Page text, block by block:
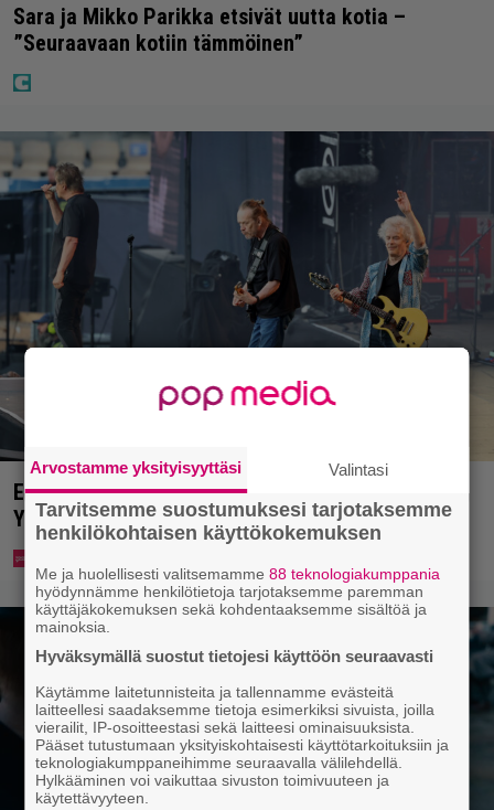
Sara ja Mikko Parikka etsivät uutta kotia –
”Seuraavaan kotiin tämmöinen”
Eppu Normaalin viimeinen konsertti esitetään
Ylellä
Arvostamme yksityisyyttäsi Valintasi
Tarvitsemme suostumuksesi tarjotaksemme
henkilökohtaisen käyttökokemuksen
Me ja huolellisesti valitsemamme88 teknologiakumppania
hyödynnämme henkilötietoja tarjotaksemme paremman
käyttäjäkokemuksen sekä kohdentaaksemme sisältöä ja
mainoksia.
Hyväksymällä suostut tietojesi käyttöön seuraavasti
Käytämme laitetunnisteita ja tallennamme evästeitä
laitteellesi saadaksemme tietoja esimerkiksi sivuista, joilla
vierailit, IP-osoitteestasi sekä laitteesi ominaisuuksista.
Pääset tutustumaan yksityiskohtaisesti käyttötarkoituksiin ja
teknologiakumppaneihimme seuraavalla välilehdellä.
Hylkääminen voi vaikuttaa sivuston toimivuuteen ja
käytettävyyteen.